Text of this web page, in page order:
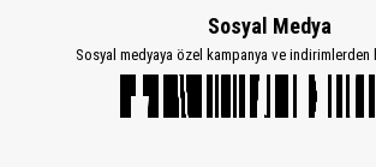
Sosyal Medya
Sosyal medyaya özel kampanya ve